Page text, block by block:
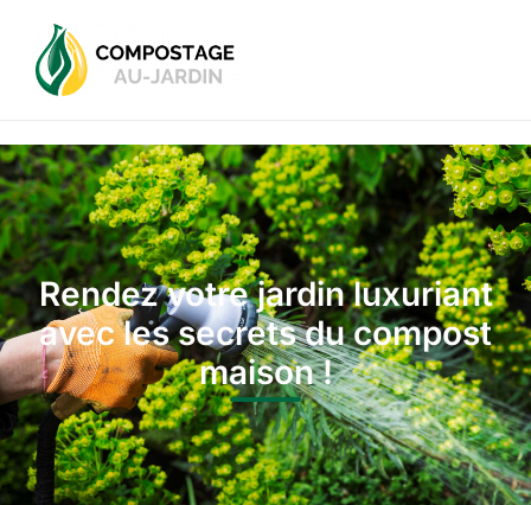
Rendez votre jardin luxuriant
avec les secrets du compost
maison !